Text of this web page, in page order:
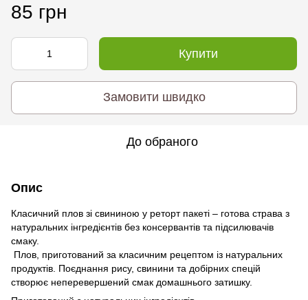
85 грн
Купити
Замовити швидко
До обраного
Опис
Класичний плов зі свининою у реторт пакеті – готова страва з
натуральних інгредієнтів без консервантів та підсилювачів
смаку.
Плов, приготований за класичним рецептом із натуральних
продуктів. Поєднання рису, свинини та добірних спецій
створює неперевершений смак домашнього затишку.